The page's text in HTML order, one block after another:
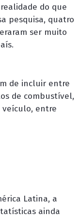
do que
pesquisa, quatro
ser muito
de incluir entre
de combustível,
veículo, entre
Latina, a
ainda